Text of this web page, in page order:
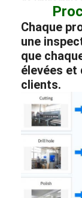
Chaque
une
que
élevées et
clients.